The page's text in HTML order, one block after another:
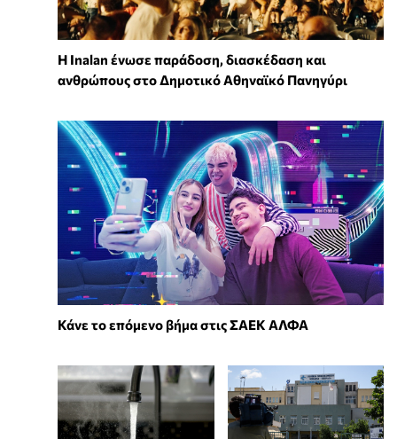
Η Inalan ένωσε παράδοση, διασκέδαση και
ανθρώπους στο Δημοτικό Αθηναϊκό Πανηγύρι
Κάνε το επόμενο βήμα στις ΣΑΕΚ ΑΛΦΑ